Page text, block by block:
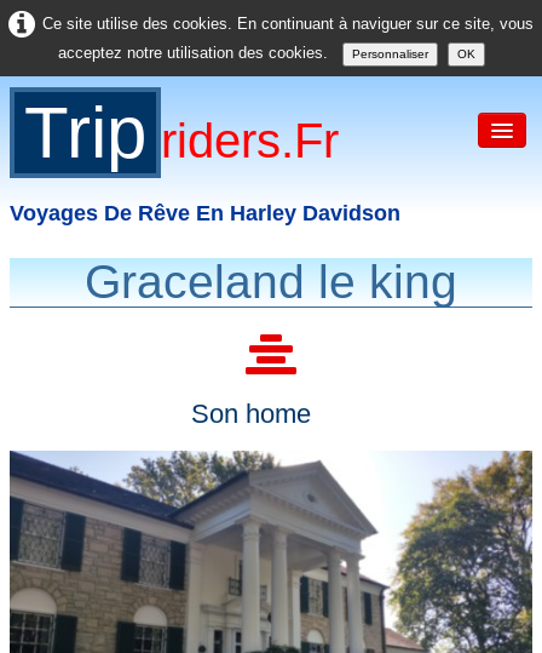
Ce site utilise des cookies. En continuant à naviguer sur ce site, vous
acceptez notre utilisation des cookies.
Personnaliser OK
Trip Riders.fr
Voyages De Rêve En Harley Davidson
Accueil
Asie
Divers
Graceland le king
Son home